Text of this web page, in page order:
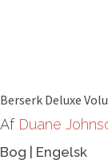
Berserk Deluxe
Af Duane
Bog | Engelsk